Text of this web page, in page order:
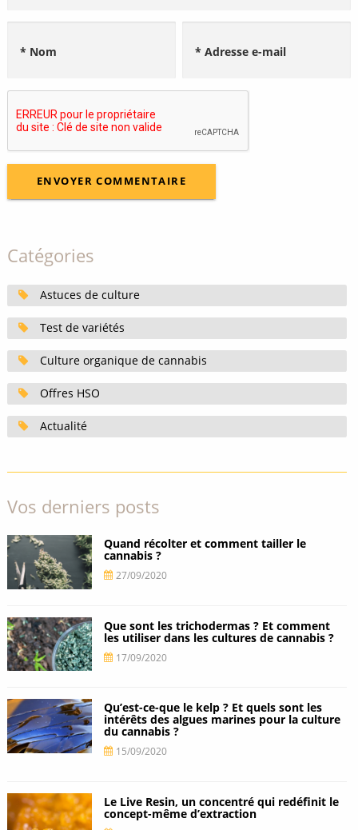
* Nom * Adresse e-mail
Catégories
Astuces de culture
Test de variétés
Culture organique de cannabis
Offres HSO
Actualité
Vos derniers posts
Quand récolter et comment tailler le
cannabis ?
27/09/2020
Que sont les trichodermas ? Et comment
les utiliser dans les cultures de cannabis ?
17/09/2020
Qu’est-ce-que le kelp ? Et quels sont les
intérêts des algues marines pour la culture
du cannabis ?
15/09/2020
Le Live Resin, un concentré qui redéfinit le
concept-même d’extraction